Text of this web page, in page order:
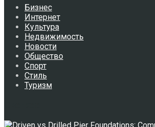
Бизнес
Интернет
Культура
Недвижимость
Новости
Общество
Спорт
Стиль
Туризм